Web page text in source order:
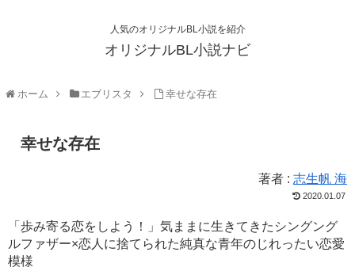
人気のオリジナルBL小説を紹介
オリジナルBL小説ナビ
ホーム エブリスタ 幸せな存在
幸せな存在
著者 : 志生帆 海
2020.01.07
「歩み寄る恋をしよう！」気ままに生きてきたシングング
ルファザー×恋人に捨てられた純真な青年のじれったい恋愛
模様